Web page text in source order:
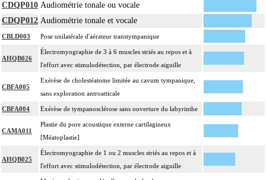
CDQP010 Audiométrie tonale ou vocale
CDQP012 Audiométrie tonale et vocale
CBLD003 Pose unilatérale d'aérateur transtympanique
AHQB026
Électromyographie de 3 à 6 muscles striés au repos et à
l'effort avec stimulodétection, par électrode aiguille
CBFA005
Exérèse de cholestéatome limitée au cavum tympanique,
sans exploration antroatticale
CBFA004 Exérèse de tympanosclérose sans ouverture du labyrinthe
CAMA011
Plastie du pore acoustique externe cartilagineux
[Méatoplastie]
AHQB025
Électromyographie de 1 ou 2 muscles striés au repos et à
l'effort avec stimulodétection, par électrode aiguille